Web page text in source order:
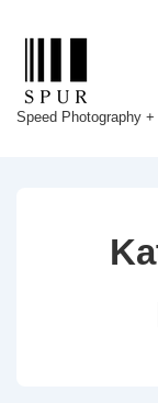
Zum
Speed Photography